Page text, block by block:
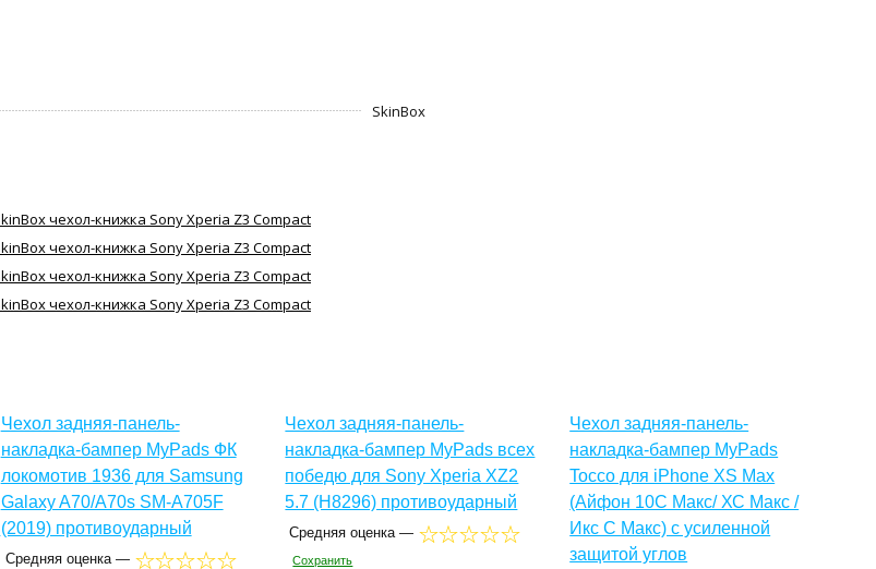
SkinBox
Чехол задняя-панель-
накладка-бампер MyPads ФК
локомотив 1936 для Samsung
Galaxy A70/A70s SM-A705F
(2019) противоударный
Средняя оценка —
Чехол задняя-панель-
накладка-бампер MyPads всех
победю для Sony Xperia XZ2
5.7 (H8296) противоударный
Средняя оценка —
Сохранить
Чехол задняя-панель-
накладка-бампер MyPads
Tocco для iPhone XS Max
(Айфон 10С Макс/ ХС Макс /
Икс С Макс) с усиленной
защитой углов